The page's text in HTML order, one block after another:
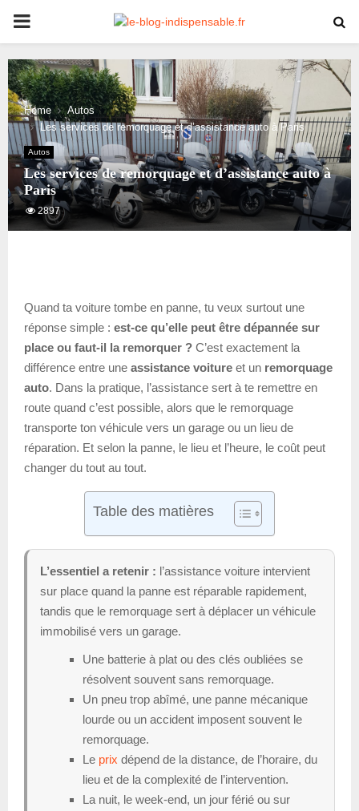
PRIMARY
MENU
Home
Autos
Les services de remorquage et d’assistance auto à Paris
Autos
Les services de remorquage et d’assistance auto à
Paris
2897
Quand ta voiture tombe en panne, tu veux surtout une
réponse simple : est-ce qu’elle peut être dépannée sur
place ou faut-il la remorquer ? C’est exactement la
différence entre une assistance voiture et un remorquage
auto. Dans la pratique, l’assistance sert à te remettre en
route quand c’est possible, alors que le remorquage
transporte ton véhicule vers un garage ou un lieu de
réparation. Et selon la panne, le lieu et l’heure, le coût peut
changer du tout au tout.
Table des matières
L’essentiel a retenir : l’assistance voiture intervient
sur place quand la panne est réparable rapidement,
tandis que le remorquage sert à déplacer un véhicule
immobilisé vers un garage.
Une batterie à plat ou des clés oubliées se
résolvent souvent sans remorquage.
Un pneu trop abîmé, une panne mécanique
lourde ou un accident imposent souvent le
remorquage.
Le prix dépend de la distance, de l’horaire, du
lieu et de la complexité de l’intervention.
La nuit, le week-end, un jour férié ou sur